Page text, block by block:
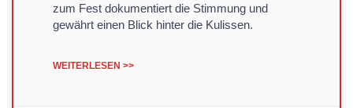
zum Fest dokumentiert die Stimmung und
gewährt einen Blick hinter die Kulissen.
WEITERLESEN >>